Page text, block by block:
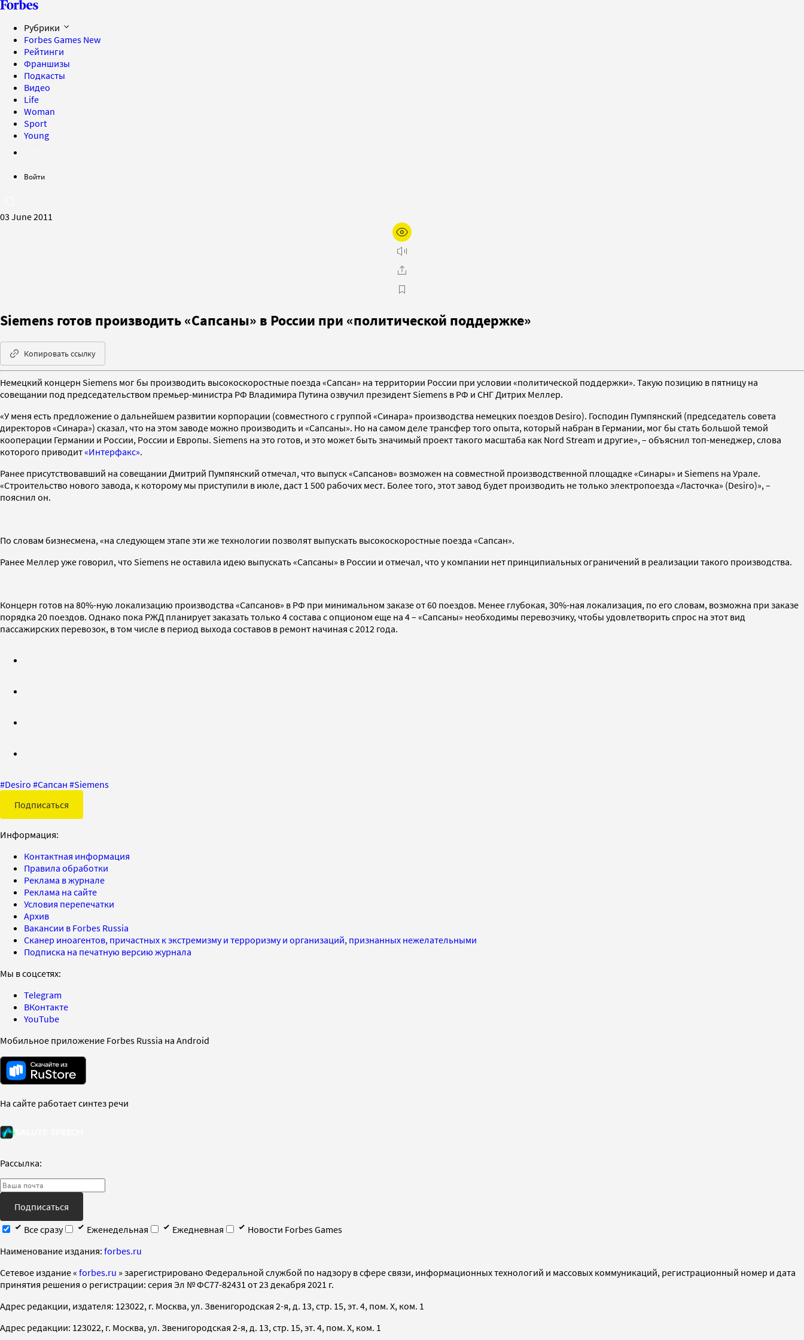
Рубрики
Forbes Games New
Рейтинги
Франшизы
Подкасты
Видео
Life
Woman
Sport
Young
Войти
03 June 2011
Siemens готов производить «Сапсаны» в России при «политической поддержке»
Копировать ссылку
Немецкий концерн Siemens мог бы производить высокоскоростные поезда «Сапсан» на территории России при условии «политической поддержки». Такую позицию в пятницу на
совещании под председательством премьер-министра РФ Владимира Путина озвучил президент Siemens в РФ и СНГ Дитрих Меллер.
«У меня есть предложение о дальнейшем развитии корпорации (совместного с группой «Синара» производства немецких поездов Desiro). Господин Пумпянский (председатель совета
директоров «Синара») сказал, что на этом заводе можно производить и «Сапсаны». Но на самом деле трансфер того опыта, который набран в Германии, мог бы стать большой темой
кооперации Германии и России, России и Европы. Siemens на это готов, и это может быть значимый проект такого масштаба как Nord Stream и другие», – объяснил топ-менеджер, слова
которого приводит«Интерфакс».
Ранее присутствовавший на совещании Дмитрий Пумпянский отмечал, что выпуск «Сапсанов» возможен на совместной производственной площадке «Синары» и Siemens на Урале.
«Строительство нового завода, к которому мы приступили в июле, даст 1 500 рабочих мест. Более того, этот завод будет производить не только электропоезда «Ласточка» (Desiro)», –
пояснил он.
По словам бизнесмена, «на следующем этапе эти же технологии позволят выпускать высокоскоростные поезда «Сапсан».
Ранее Меллер уже говорил, что Siemens не оставила идею выпускать «Сапсаны» в России и отмечал, что у компании нет принципиальных ограничений в реализации такого производства.
Концерн готов на 80%-ную локализацию производства «Сапсанов» в РФ при минимальном заказе от 60 поездов. Менее глубокая, 30%-ная локализация, по его словам, возможна при заказе
порядка 20 поездов. Однако пока РЖД планирует заказать только 4 состава с опционом еще на 4 – «Сапсаны» необходимы перевозчику, чтобы удовлетворить спрос на этот вид
пассажирских перевозок, в том числе в период выхода составов в ремонт начиная с 2012 года.
#Desiro #Сапсан #Siemens
Подписаться
Информация:
Контактная информация
Правила обработки
Реклама в журнале
Реклама на сайте
Условия перепечатки
Архив
Вакансии в Forbes Russia
Сканер иноагентов, причастных к экстремизму и терроризму и организаций, признанных нежелательными
Подписка на печатную версию журнала
Мы в соцсетях:
Telegram
ВКонтакте
YouTube
Мобильное приложение Forbes Russia на Android
На сайте работает синтез речи
Рассылка:
Подписаться
Все сразу
Еженедельная Ежедневная
Новости Forbes Games
Наименование издания: forbes.ru
Cетевое издание « forbes.ru » зарегистрировано Федеральной службой по надзору в сфере связи, информационных технологий и массовых коммуникаций, регистрационный номер и дата
принятия решения о регистрации: серия Эл № ФС77-82431 от 23 декабря 2021 г.
Адрес редакции, издателя: 123022, г. Москва, ул. Звенигородская 2-я, д. 13, стр. 15, эт. 4, пом. X, ком. 1
Адрес редакции: 123022, г. Москва, ул. Звенигородская 2-я, д. 13, стр. 15, эт. 4, пом. X, ком. 1